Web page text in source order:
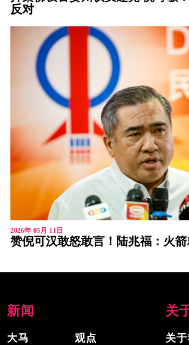
反对
2026年 05月 11日
赞倪可汉敢怒敢言！陆兆福：火
新闻
大马
观点
关
关于